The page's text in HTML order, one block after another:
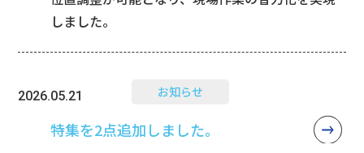
しました。
2026.05.21 お知らせ
特集を2点追加しました。